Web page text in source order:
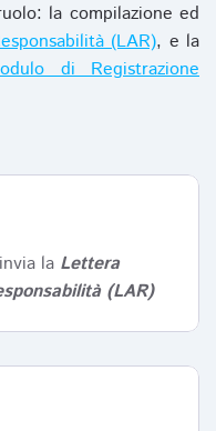
la compilazione ed
(LAR), e la
di Registrazione
la Lettera
(LAR)